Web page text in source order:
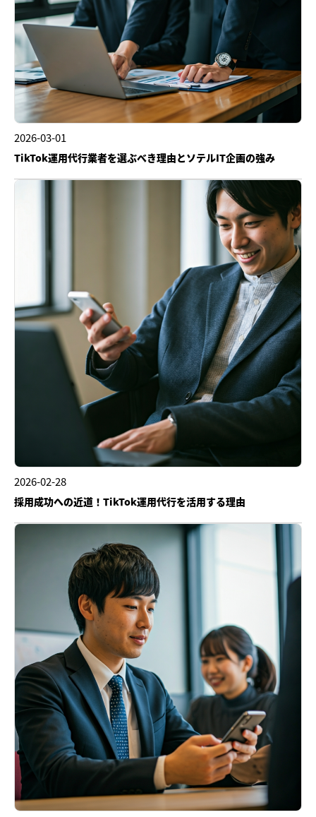
2026-03-01
TikTok運用代行業者を選ぶべき理由とソテルIT企画の強み
2026-02-28
採用成功への近道！TikTok運用代行を活用する理由